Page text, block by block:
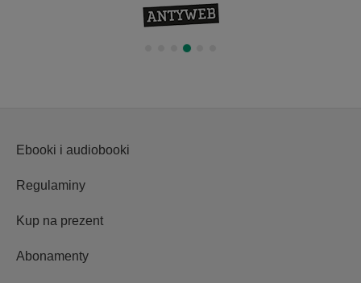
Ebooki i audiobooki
Regulaminy
Kup na prezent
Abonamenty